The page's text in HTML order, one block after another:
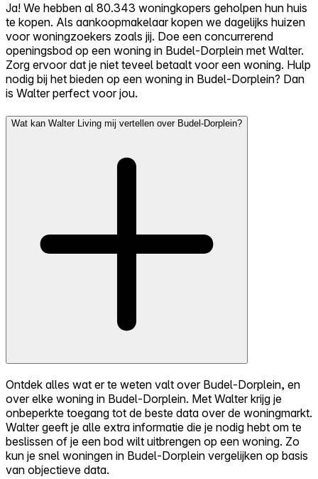
Ja! We hebben al 80.343 woningkopers geholpen hun huis
te kopen. Als aankoopmakelaar kopen we dagelijks huizen
voor woningzoekers zoals jij. Doe een concurrerend
openingsbod op een woning in Budel-Dorplein met Walter.
Zorg ervoor dat je niet teveel betaalt voor een woning. Hulp
nodig bij het bieden op een woning in Budel-Dorplein? Dan
is Walter perfect voor jou.
Wat kan Walter Living mij vertellen over Budel-Dorplein?
Ontdek alles wat er te weten valt over Budel-Dorplein, en
over elke woning in Budel-Dorplein. Met Walter krijg je
onbeperkte toegang tot de beste data over de woningmarkt.
Walter geeft je alle extra informatie die je nodig hebt om te
beslissen of je een bod wilt uitbrengen op een woning. Zo
kun je snel woningen in Budel-Dorplein vergelijken op basis
van objectieve data.